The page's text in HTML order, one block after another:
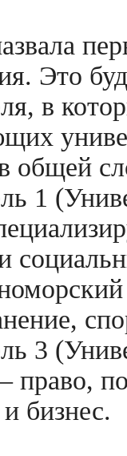
Это
в
общей
1
3
право,
бизнес.